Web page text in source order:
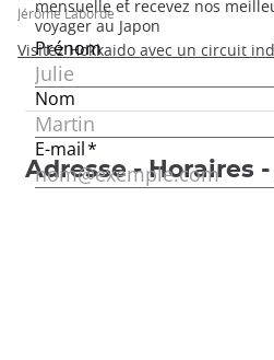
Jérôme Laborde
Visitez Hokkaido avec un circuit
Adresse - Horaires